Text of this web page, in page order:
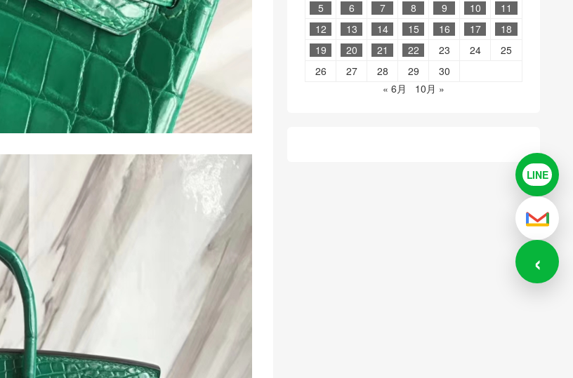
5
6 7 8 9 10
11
12
13 14 15 16 17
18
19
20 21 22 23 24
25
26
27 28 29
30
« 6月
10月 »
LINELINEで
メール
‹